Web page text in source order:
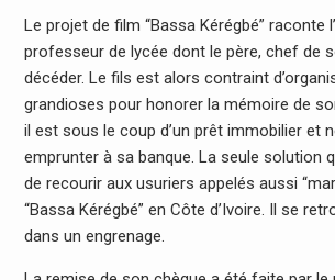
Le projet de film “Bassa Kérégbé” raconte
professeur de lycée dont le père, chef de
décéder. Le fils est alors contraint
grandioses pour honorer la mémoire de
il est sous le coup d’un prêt immobilier et
emprunter à sa banque. La seule solution
de recourir aux usuriers appelés aussi
“Bassa Kérégbé” en Côte d’Ivoire. Il se
dans un engrenage.